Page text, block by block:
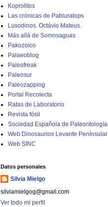
Koprolitos
Las crónicas de Pabluratops
Lusodinos. Octávio Mateus.
Más allá de Somosaguas
Pakozoico
Palaeoblog
Paleofreak
Paleosur
Paleozapping
Portal Recolecta
Ratas de Laboratorio
Revista fósil
Sociedad Española de Paleontología
Web Dinosaurios Levante Penínsular
Web SINC
Datos personales
Silvia Mielgo
silviamielgog@gmail.com
Ver todo mi perfil